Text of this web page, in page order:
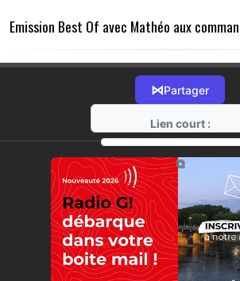
Emission Best Of avec Mathéo aux
⋈Partager
Lien court :
⧉